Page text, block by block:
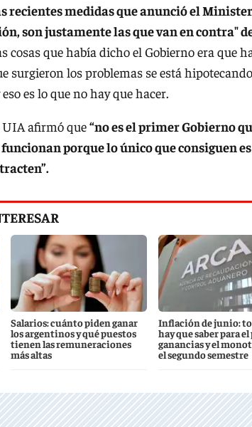
recientes medidas que anunció el
son justamente las que van en contra"
cosas que había dicho el Gobierno era que
surgieron los problemas se está
es lo que no hay que hacer.
afirmó que“no es el primer Gobierno
porque lo único que consiguen
Salarios: cuánto piden ganar
los argentinos y qué puestos
tienen las remuneraciones
más altas
Inflación de junio:
hay que saber para el
ganancias y el
el segundo semestre